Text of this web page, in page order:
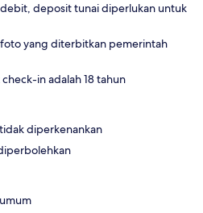
deposit tunai diperlukan untuk
yang diterbitkan pemerintah
in adalah 18 tahun
diperkenankan